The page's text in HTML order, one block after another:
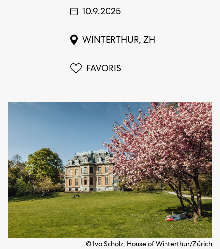
10.9.2025
WINTERTHUR, ZH
FAVORIS
© Ivo Scholz, House of Winterthur/Zürich